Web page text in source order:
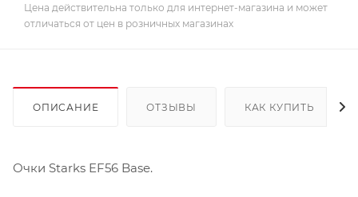
Цена действительна только для интернет-магазина и может
отличаться от цен в розничных магазинах
ОПИСАНИЕ ОТЗЫВЫ КАК КУПИТЬ
Очки Starks EF56 Base.